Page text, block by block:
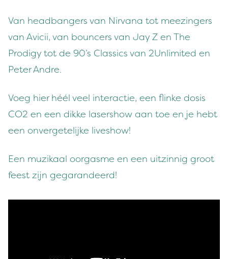
Van headbangers van Nirvana tot meezingers
van Avicii, van bouncers van Jay Z en The
Prodigy tot de 90’s Classics van 2Unlimited en
Peter Andre.
Voeg hier héél veel interactie, een flinke dosis
CO2 en een dikke lasershow aan toe en je hebt
een onvergetelijke liveshow!
Een muzikaal oorgasme en een uitzinnig groot
feest zijn gegarandeerd!